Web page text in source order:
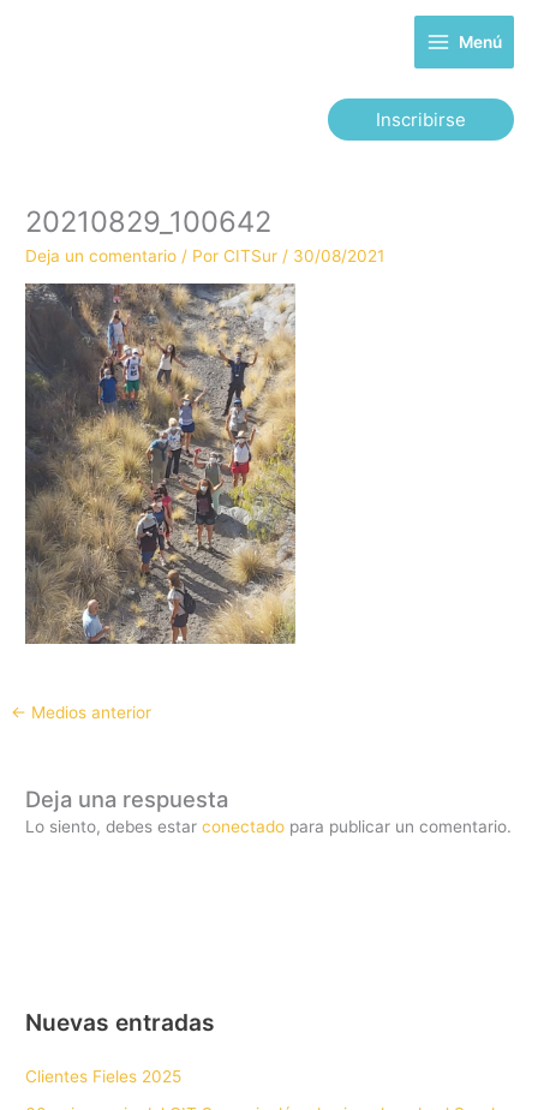
Menú
Inscribirse
20210829_100642
Deja un comentario / PorCITSur / 30/08/2021
← Medios anterior
Deja una respuesta
Lo siento, debes estarconectado para publicar un comentario.
Nuevas entradas
Clientes Fieles 2025